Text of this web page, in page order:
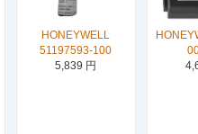
HONEYWELL
51197593-100
5,839 円